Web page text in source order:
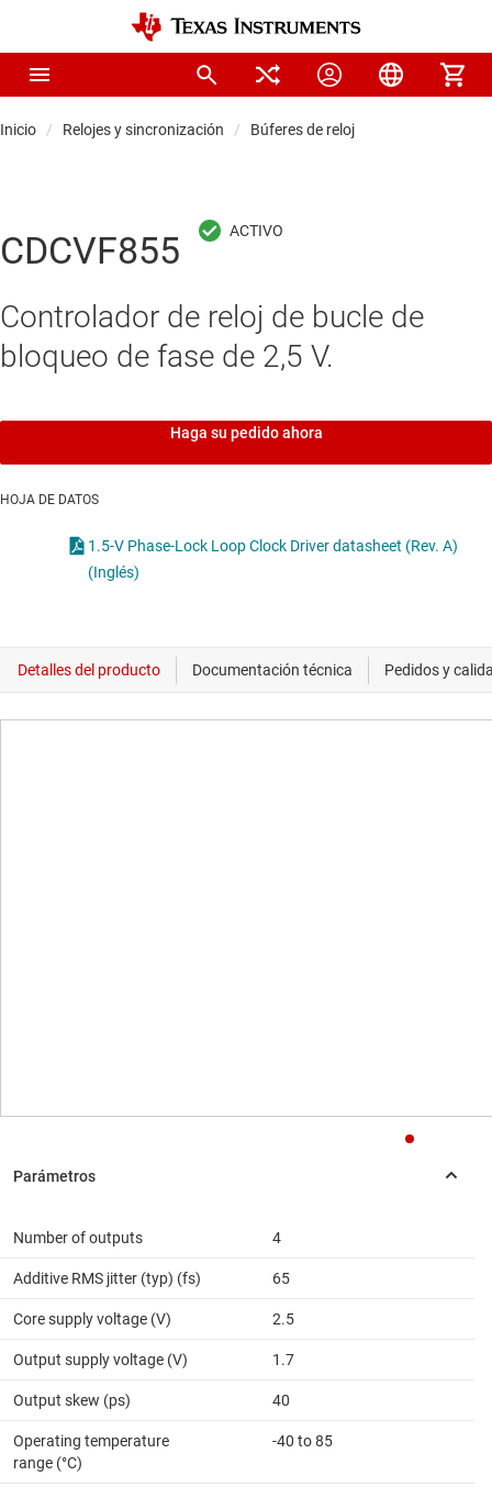
Inicio Relojes y sincronización Búferes de reloj
CDCVF855
Controlador de reloj de bucle de
bloqueo de fase de 2,5 V.
Haga su pedido ahora
HOJA DE DATOS
1.5-V Phase-Lock Loop Clock Driver datasheet (Rev. A)
(Inglés)
Number of outputs 4
Additive RMS jitter (typ) (fs) 65
Core supply voltage (V) 2.5
Output supply voltage (V) 1.7
Output skew (ps) 40
Operating temperature
range (°C)
-40 to 85